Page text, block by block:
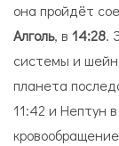
она пройдёт
Алголь, в 14:28.
системы и
планета
11:42 и Нептун